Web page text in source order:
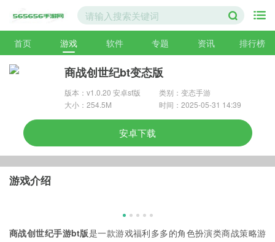
首页 游戏 软件 专题 资讯 排行榜
商战创世纪bt变态版
版本：v1.0.20 安卓sf版
类别：变态手游
大小：254.5M
时间：2025-05-31 14:39
安卓下载
游戏介绍
商战创世纪手游bt版是一款游戏福利多多的角色扮演类商战策略游